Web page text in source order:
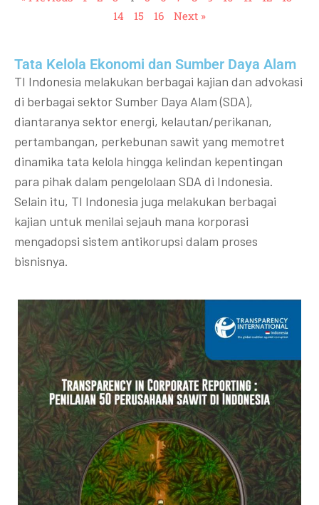
14
15 16 Next »
Tata Kelola Ekonomi dan Sumber Daya Alam
TI Indonesia melakukan berbagai kajian dan advokasi
di berbagai sektor Sumber Daya Alam (SDA),
diantaranya sektor energi, kelautan/perikanan,
pertambangan, perkebunan sawit yang memotret
dinamika tata kelola hingga kelindan kepentingan
para pihak dalam pengelolaan SDA di Indonesia.
Selain itu, TI Indonesia juga melakukan berbagai
kajian untuk menilai sejauh mana korporasi
mengadopsi sistem antikorupsi dalam proses
bisnisnya.